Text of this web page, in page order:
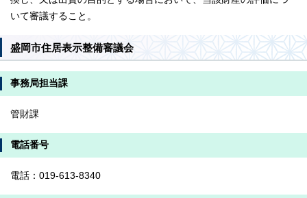
いて審議すること。
盛岡市住居表示整備審議会
事務局担当課
管財課
電話番号
電話：019-613-8340